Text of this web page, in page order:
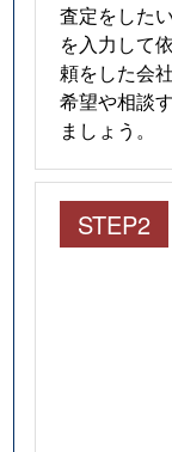
査定をした
を入力して
頼をした会
希望や相談
ましょう。
STEP2